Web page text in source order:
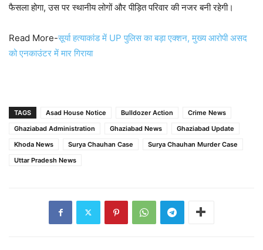
फैसला होगा, उस पर स्थानीय लोगों और पीड़ित परिवार की नजर बनी रहेगी।
Read More-सूर्या हत्याकांड में UP पुलिस का बड़ा एक्शन, मुख्य आरोपी असद
को एनकाउंटर में मार गिराया
TAGS Asad House Notice Bulldozer Action
Crime News
Ghaziabad Administration
Ghaziabad News
Ghaziabad Update
Khoda News
Surya Chauhan Case
Surya Chauhan Murder Case
Uttar Pradesh News